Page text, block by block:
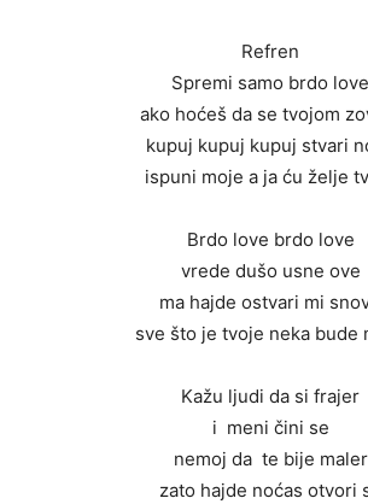
Refren
Spremi samo brdo love
ako hoćeš da se tvojom
kupuj kupuj kupuj stvari
ispuni moje a ja ću želje
Brdo love brdo love
vrede dušo usne ove
ma hajde ostvari mi
sve što je tvoje neka bude
Kažu ljudi da si frajer
i meni čini se
nemoj da te bije maler
zato hajde noćas otvori